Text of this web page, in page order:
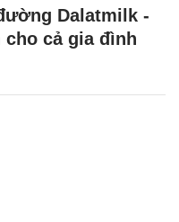
Dalatmilk -
cả gia đình